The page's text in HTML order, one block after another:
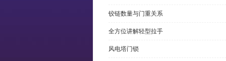
铰链数量与门重关系
全方位讲解轻型拉手
风电塔门锁